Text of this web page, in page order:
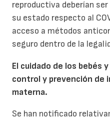
reproductiva deberían
su estado respecto al
acceso a métodos
seguro dentro de la
El cuidado de los bebés y
control y prevención de
materna.
Se han notificado